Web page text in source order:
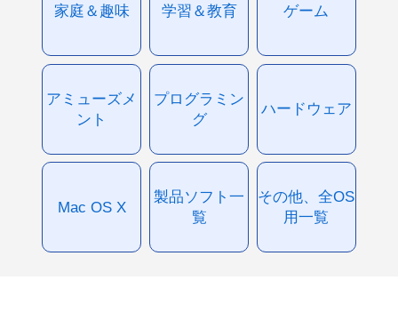
家庭＆趣味 学習＆教育 ゲーム
アミューズメ
ント
プログラミン
グ
ハードウェア
Mac OS X
製品ソフト一
覧
その他、全OS
用一覧